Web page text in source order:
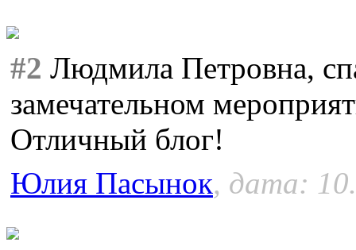
#2 Людмила Петровна,
замечательном
Отличный блог!
Юлия Пасынок, дата: